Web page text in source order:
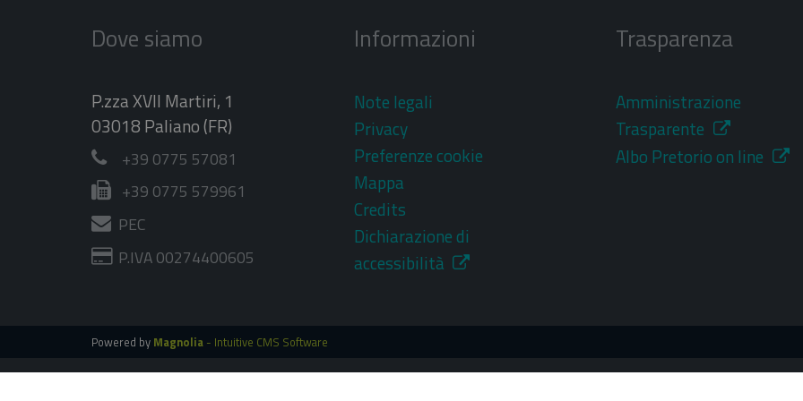
Dove siamo
P.zza XVII Martiri, 1
03018 Paliano (FR)
+39 0775 57081
+39 0775 579961
PEC
P.IVA 00274400605
Informazioni
Note legali
Privacy
Preferenze cookie
Mappa
Credits
Dichiarazione di
accessibilità
Trasparenza
Amministrazione
Trasparente
Albo Pretorio on line
Powered by Magnolia - Intuitive CMS Software